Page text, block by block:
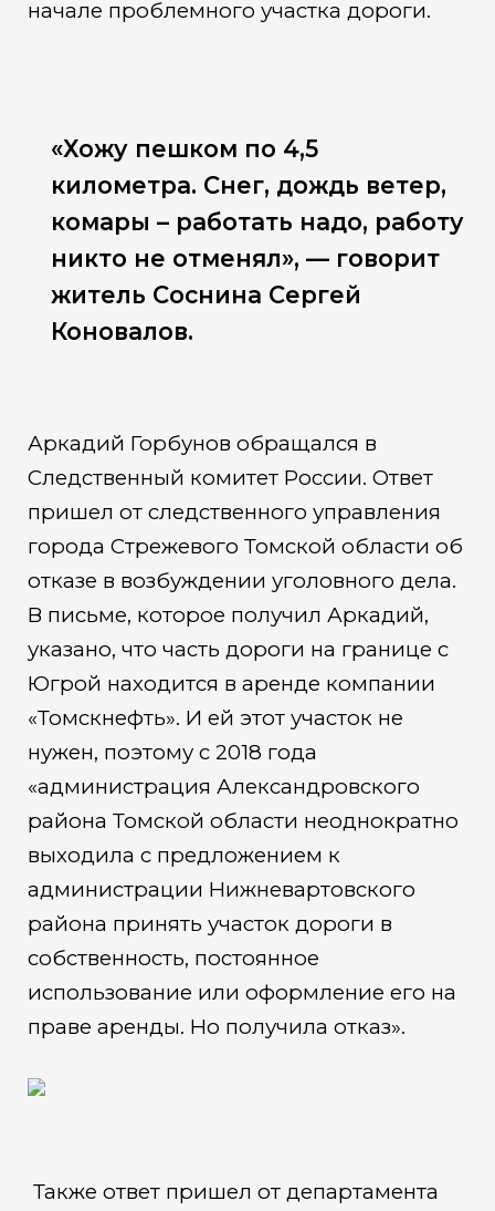
начале проблемного участка дороги.
«Хожу пешком по 4,5
километра. Снег, дождь ветер,
комары – работать надо, работу
никто не отменял», — говорит
житель Соснина Сергей
Коновалов.
Аркадий Горбунов обращался в
Следственный комитет России. Ответ
пришел от следственного управления
города Стрежевого Томской области об
отказе в возбуждении уголовного дела.
В письме, которое получил Аркадий,
указано, что часть дороги на границе с
Югрой находится в аренде компании
«Томскнефть». И ей этот участок не
нужен, поэтому с 2018 года
«администрация Александровского
района Томской области неоднократно
выходила с предложением к
администрации Нижневартовского
района принять участок дороги в
собственность, постоянное
использование или оформление его на
праве аренды. Но получила отказ».
Также ответ пришел от департамента